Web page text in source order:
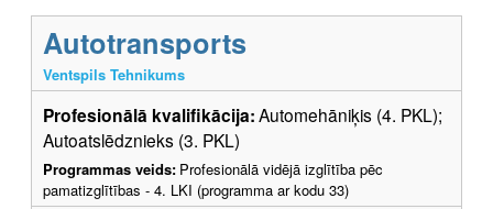
Autotransports
Ventspils Tehnikums
Profesionālā kvalifikācija:Automehāniķis (4. PKL);
Autoatslēdznieks (3. PKL)
Programmas veids: Profesionālā vidējā izglītība pēc
pamatizglītības - 4. LKI (programma ar kodu 33)